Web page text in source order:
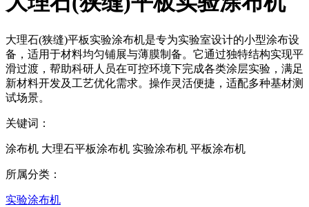
大理石(狭缝)平板实验涂布机是专为实验室设计的小型涂布设
备，适用于材料均匀铺展与薄膜制备。它通过独特结构实现平
滑过渡，帮助科研人员在可控环境下完成各类涂层实验，满足
新材料开发及工艺优化需求。操作灵活便捷，适配多种基材测
试场景。
关键词：
涂布机 大理石平板涂布机 实验涂布机 平板涂布机
所属分类：
实验涂布机